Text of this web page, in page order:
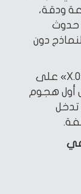
ودقة،
حدوث
دون
واستعرض شريف جويفل عبر برنامج «X.O» على
أول هجوم
تدخل